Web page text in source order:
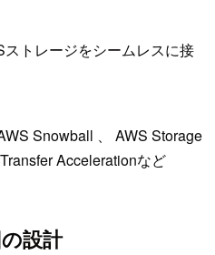
トレージをシームレスに接
Snowball 、 AWS Storage
Accelerationなど
設計